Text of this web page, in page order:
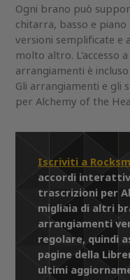
Ogni brano può
chitarra, basso e
versioni semplificate e
molto altro. L'accesso
arrangiamenti è
Gli arrangiamenti e gli
per Alchemy of the
Iscriviti a
accordi
trascrizioni per
migliaia di altri
arrangiamenti
regolare, quindi
pagine della
ultimi